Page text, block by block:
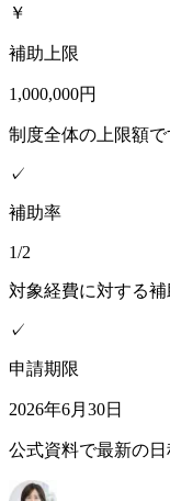
￥
補助上限
1,000,000円
制度全体の上限額で
✓
補助率
1/2
対象経費に対する補
✓
申請期限
2026年6月30日
公式資料で最新の日